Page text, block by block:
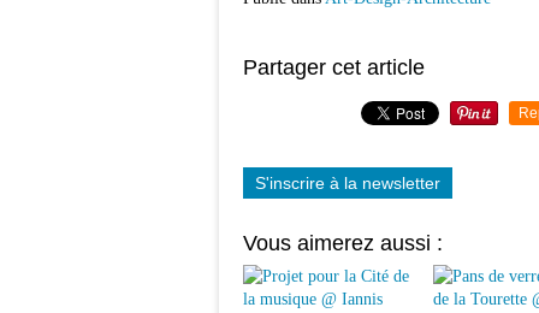
Partager cet article
S'inscrire à la newsletter
Vous aimerez aussi :